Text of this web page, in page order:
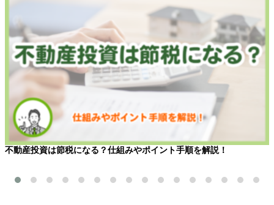
不動産投資は節税になる？仕組みやポイント手順を解説！